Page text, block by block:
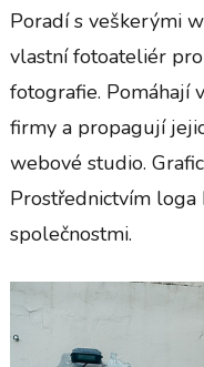
Poradí s veškerými
vlastní fotoateliér
fotografie. Pomáhají
firmy a propagují
webové studio.
Prostřednictvím
společnostmi.